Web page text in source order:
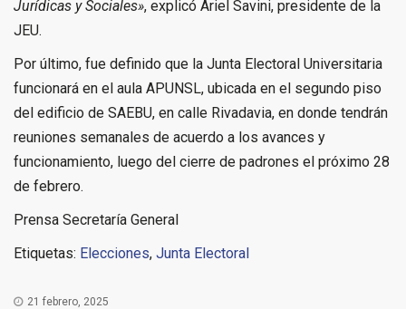
Jurídicas y Sociales», explicó Ariel Savini, presidente de la
JEU.
Por último, fue definido que la Junta Electoral Universitaria
funcionará en el aula APUNSL, ubicada en el segundo piso
del edificio de SAEBU, en calle Rivadavia, en donde tendrán
reuniones semanales de acuerdo a los avances y
funcionamiento, luego del cierre de padrones el próximo 28
de febrero.
Prensa Secretaría General
Etiquetas: Elecciones, Junta Electoral
21 febrero, 2025